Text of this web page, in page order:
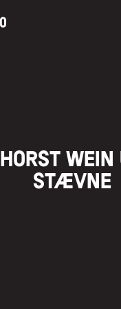
HORST WEIN
STÆVNE